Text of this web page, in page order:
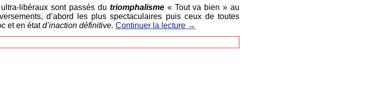
libéraux sont passés du triomphalisme« Tout va bien » au
d’abord les plus spectaculaires puis ceux de toutes
et en étatd’inaction définitive. Continuer la lecture →